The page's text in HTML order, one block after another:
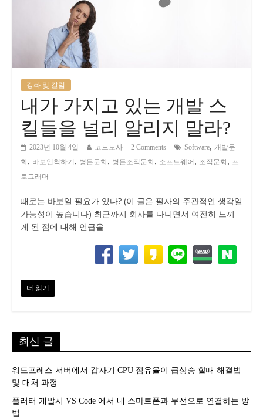
강좌 및 칼럼
내가 가지고 있는 개발 스
킬들을 널리 알리지 말라?
2023년 10월 4일 코드도사 2 Comments Software, 개발문
화, 바보인척하기 , 병든문화, 병든조직문화, 소프트웨어 , 조직문화, 프
로그래머
때로는 바보일 필요가 있다? (이 글은 필자의 주관적인 생각일
가능성이 높습니다) 최근까지 회사를 다니면서 여전히 느끼
게 된 점에 대해 언급을
더 읽기
최신 글
워드프레스 서버에서 갑자기 CPU 점유율이 급상승 할때 해결법
및 대처 과정
플러터 개발시 VS Code 에서 내 스마트폰과 무선으로 연결하는 방
법